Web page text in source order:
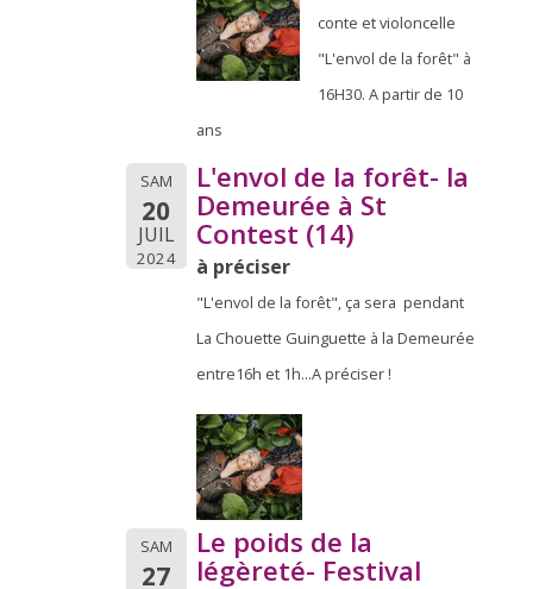
conte et violoncelle
"L'envol de la forêt" à
16H30. A partir de 10
ans
SAM
20
JUIL
2024
L'envol de la forêt- la
Demeurée à St
Contest (14)
à préciser
"L'envol de la forêt", ça sera pendant
La Chouette Guinguette à la Demeurée
entre16h et 1h...A préciser !
SAM
27
Le poids de la
légèreté- Festival